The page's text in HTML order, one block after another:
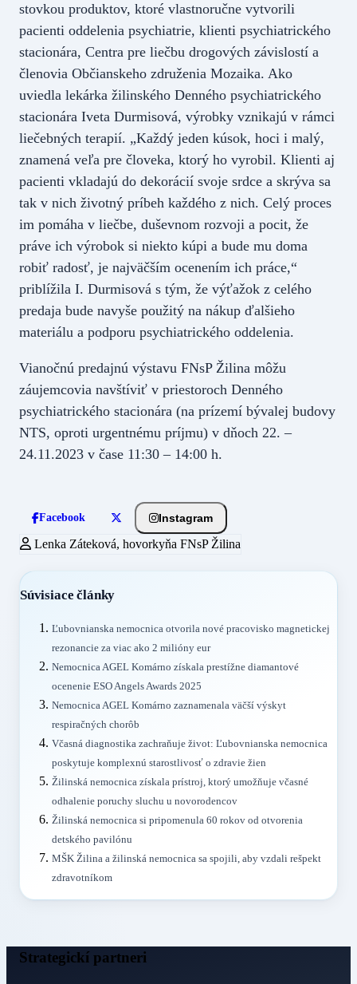
stovkou produktov, ktoré vlastnoručne vytvorili
pacienti oddelenia psychiatrie, klienti psychiatrického
stacionára, Centra pre liečbu drogových závislostí a
členovia Občianskeho združenia Mozaika. Ako
uviedla lekárka žilinského Denného psychiatrického
stacionára Iveta Durmisová, výrobky vznikajú v rámci
liečebných terapií. „Každý jeden kúsok, hoci i malý,
znamená veľa pre človeka, ktorý ho vyrobil. Klienti aj
pacienti vkladajú do dekorácií svoje srdce a skrýva sa
tak v nich životný príbeh každého z nich. Celý proces
im pomáha v liečbe, duševnom rozvoji a pocit, že
práve ich výrobok si niekto kúpi a bude mu doma
robiť radosť, je najväčším ocenením ich práce,“
priblížila I. Durmisová s tým, že výťažok z celého
predaja bude navyše použitý na nákup ďalšieho
materiálu a podporu psychiatrického oddelenia.
Vianočnú predajnú výstavu FNsP Žilina môžu
záujemcovia navštíviť v priestoroch Denného
psychiatrického stacionára (na prízemí bývalej budovy
NTS, oproti urgentnému príjmu) v dňoch 22. –
24.11.2023 v čase 11:30 – 14:00 h.
Facebook Instagram
Lenka Záteková, hovorkyňa FNsP Žilina
Súvisiace články
Ľubovnianska nemocnica otvorila nové pracovisko magnetickej
rezonancie za viac ako 2 milióny eur
Nemocnica AGEL Komárno získala prestížne diamantové
ocenenie ESO Angels Awards 2025
Nemocnica AGEL Komárno zaznamenala väčší výskyt
respiračných chorôb
Včasná diagnostika zachraňuje život: Ľubovnianska nemocnica
poskytuje komplexnú starostlivosť o zdravie žien
Žilinská nemocnica získala prístroj, ktorý umožňuje včasné
odhalenie poruchy sluchu u novorodencov
Žilinská nemocnica si pripomenula 60 rokov od otvorenia
detského pavilónu
MŠK Žilina a žilinská nemocnica sa spojili, aby vzdali rešpekt
zdravotníkom
Strategickí partneri